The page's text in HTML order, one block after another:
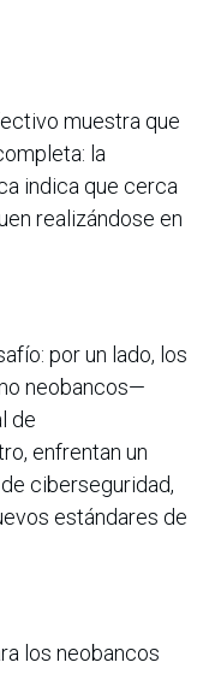
muestra que
la
indica que cerca
realizándose en
por un lado, los
neobancos—
de
enfrentan un
ciberseguridad,
estándares de
los neobancos